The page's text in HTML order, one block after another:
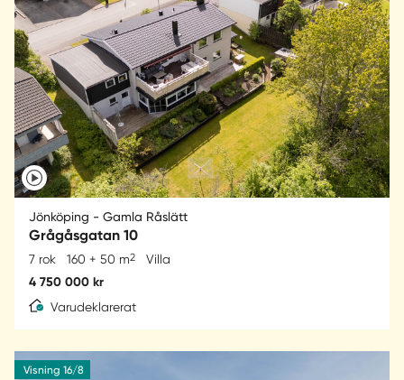
Jönköping - Gamla Råslätt
Grågåsgatan 10
7 rok 160 + 50 m2 Villa
4 750 000 kr
Varudeklarerat
Visning 16/8